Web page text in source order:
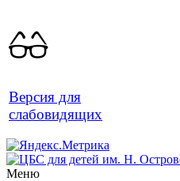
Версия для
слабовидящих
Меню